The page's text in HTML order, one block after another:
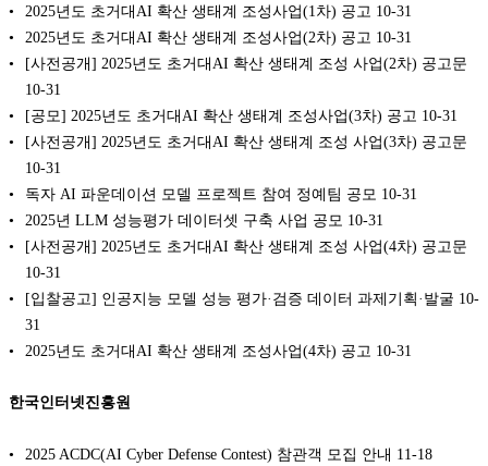
2025년도 초거대AI 확산 생태계 조성사업(1차) 공고 10-31
2025년도 초거대AI 확산 생태계 조성사업(2차) 공고 10-31
[사전공개] 2025년도 초거대AI 확산 생태계 조성 사업(2차) 공고문
10-31
[공모] 2025년도 초거대AI 확산 생태계 조성사업(3차) 공고 10-31
[사전공개] 2025년도 초거대AI 확산 생태계 조성 사업(3차) 공고문
10-31
독자 AI 파운데이션 모델 프로젝트 참여 정예팀 공모 10-31
2025년 LLM 성능평가 데이터셋 구축 사업 공모 10-31
[사전공개] 2025년도 초거대AI 확산 생태계 조성 사업(4차) 공고문
10-31
[입찰공고] 인공지능 모델 성능 평가·검증 데이터 과제기획·발굴 10-
31
2025년도 초거대AI 확산 생태계 조성사업(4차) 공고 10-31
한국인터넷진흥원
2025 ACDC(AI Cyber Defense Contest) 참관객 모집 안내 11-18